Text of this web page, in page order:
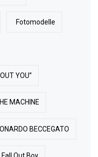
Fotomodelle
YOU”
MACHINE
BECCEGATO